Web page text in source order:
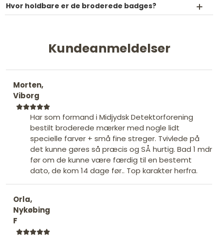
Hvor holdbare er de broderede badges?
Kundeanmeldelser
Morten,
Viborg
Har som formand i Midjydsk Detektorforening
bestilt broderede mærker med nogle lidt
specielle farver + små fine streger. Tvivlede på
det kunne gøres så præcis og SÅ hurtig. Bad 1 mdr
før om de kunne være færdig til en bestemt
dato, de kom 14 dage før.. Top karakter herfra.
Orla,
Nykøbing
F